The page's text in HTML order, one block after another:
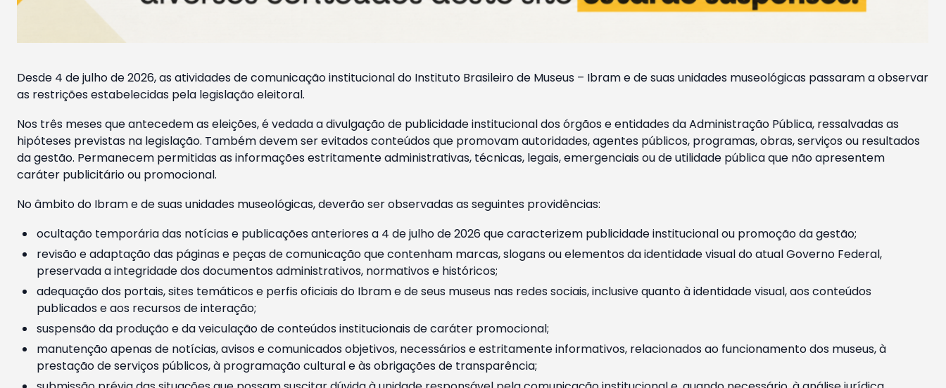
Desde 4 de julho de 2026, as atividades de comunicação institucional do Instituto Brasileiro de Museus – Ibram e de suas unidades museológicas passaram a observar
as restrições estabelecidas pela legislação eleitoral.
Nos três meses que antecedem as eleições, é vedada a divulgação de publicidade institucional dos órgãos e entidades da Administração Pública, ressalvadas as
hipóteses previstas na legislação. Também devem ser evitados conteúdos que promovam autoridades, agentes públicos, programas, obras, serviços ou resultados
da gestão. Permanecem permitidas as informações estritamente administrativas, técnicas, legais, emergenciais ou de utilidade pública que não apresentem
caráter publicitário ou promocional.
No âmbito do Ibram e de suas unidades museológicas, deverão ser observadas as seguintes providências:
ocultação temporária das notícias e publicações anteriores a 4 de julho de 2026 que caracterizem publicidade institucional ou promoção da gestão;
revisão e adaptação das páginas e peças de comunicação que contenham marcas, slogans ou elementos da identidade visual do atual Governo Federal,
preservada a integridade dos documentos administrativos, normativos e históricos;
adequação dos portais, sites temáticos e perfis oficiais do Ibram e de seus museus nas redes sociais, inclusive quanto à identidade visual, aos conteúdos
publicados e aos recursos de interação;
suspensão da produção e da veiculação de conteúdos institucionais de caráter promocional;
manutenção apenas de notícias, avisos e comunicados objetivos, necessários e estritamente informativos, relacionados ao funcionamento dos museus, à
prestação de serviços públicos, à programação cultural e às obrigações de transparência;